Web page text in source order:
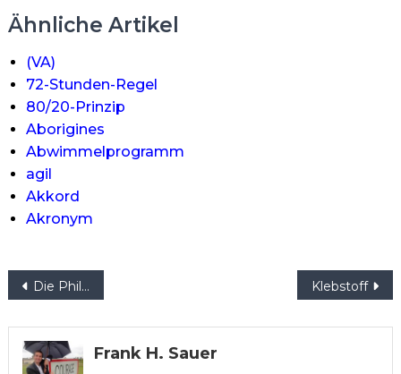
Ähnliche Artikel
(VA)
72-Stunden-Regel
80/20-Prinzip
Aborigines
Abwimmelprogramm
agil
Akkord
Akronym
Beitragsnavigation
Die Philosophie vom richtigen Tun Klebstoff
Frank H. Sauer